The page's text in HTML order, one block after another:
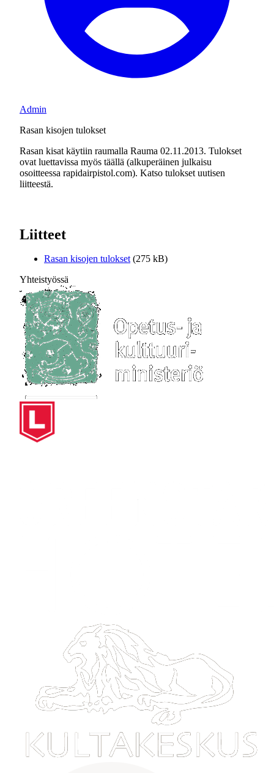
Admin
Rasan kisojen tulokset
Rasan kisat käytiin raumalla Rauma 02.11.2013. Tulokset
ovat luettavissa myös täällä (alkuperäinen julkaisu
osoitteessa rapidairpistol.com). Katso tulokset uutisen
liitteestä.
Liitteet
Rasan kisojen tulokset (275 kB)
Yhteistyössä